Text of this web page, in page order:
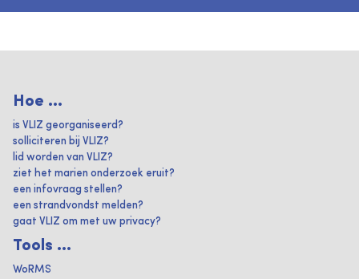
Hoe ...
is VLIZ georganiseerd?
solliciteren bij VLIZ?
lid worden van VLIZ?
ziet het marien onderzoek eruit?
een infovraag stellen?
een strandvondst melden?
gaat VLIZ om met uw privacy?
Tools ...
WoRMS